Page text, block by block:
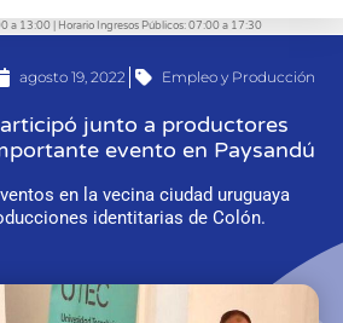
a 13:00 | Horario Ingresos Públicos: 07:00 a 17:30
agosto 19, 2022 Empleo y Producción
junto a productores
evento en Paysandú
en la vecina ciudad uruguaya
identitarias de Colón.